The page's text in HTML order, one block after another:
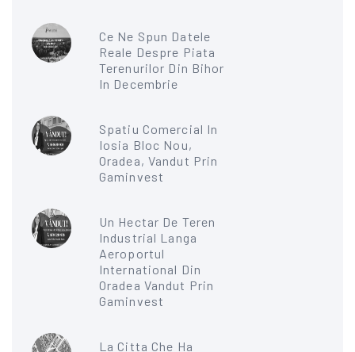
Ce Ne Spun Datele
Reale Despre Piata
Terenurilor Din Bihor
In Decembrie
Spatiu Comercial In
Iosia Bloc Nou,
Oradea, Vandut Prin
Gaminvest
Un Hectar De Teren
Industrial Langa
Aeroportul
International Din
Oradea Vandut Prin
Gaminvest
La Citta Che Ha